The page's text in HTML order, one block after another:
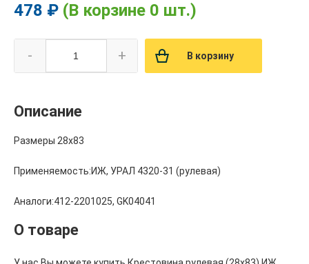
478 ₽ (В корзине 0 шт.)
- + В корзину
Описание
Размеры 28x83
Применяемость:ИЖ, УРАЛ 4320-31 (рулевая)
Аналоги:412-2201025, GK04041
О товаре